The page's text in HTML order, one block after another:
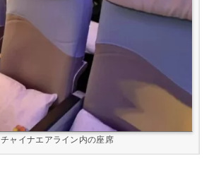
チャイナエアライン内の座席